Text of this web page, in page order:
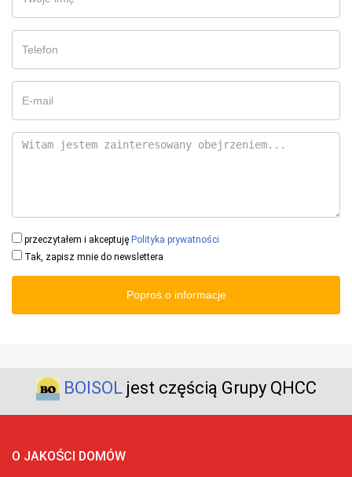
przeczytałem i akceptuję Polityka prywatności
Tak, zapisz mnie do newslettera
Poproś o informacje
BOISOLjest częścią Grupy QHCC
O JAKOŚCI DOMÓW